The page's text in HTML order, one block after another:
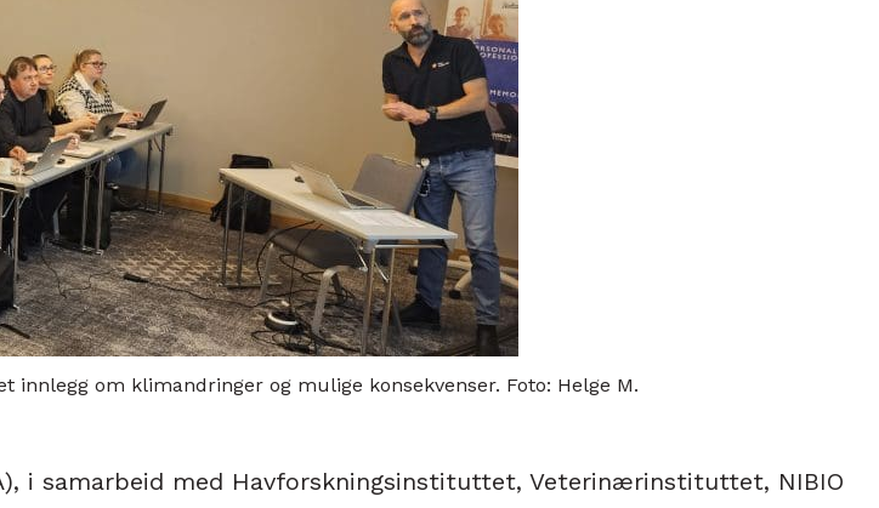
om klimandringer og mulige konsekvenser. Foto: Helge M.
i samarbeid med Havforskningsinstituttet, Veterinærinstituttet, NIBIO